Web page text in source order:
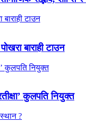
बाराही टाउन
कुलपति नियुक्त